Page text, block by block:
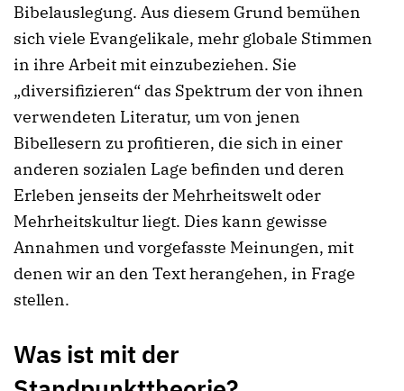
Bibelauslegung. Aus diesem Grund bemühen
sich viele Evangelikale, mehr globale Stimmen
in ihre Arbeit mit einzubeziehen. Sie
„diversifizieren“ das Spektrum der von ihnen
verwendeten Literatur, um von jenen
Bibellesern zu profitieren, die sich in einer
anderen sozialen Lage befinden und deren
Erleben jenseits der Mehrheitswelt oder
Mehrheitskultur liegt. Dies kann gewisse
Annahmen und vorgefasste Meinungen, mit
denen wir an den Text herangehen, in Frage
stellen.
Was ist mit der